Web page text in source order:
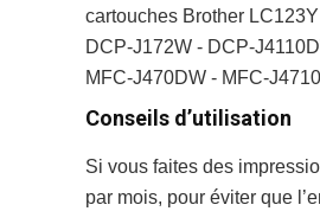
cartouches Brother
DCP-J172W - DCP-
MFC-J470DW - MFC-
Conseils d’utilisation
Si vous faites des
par mois, pour éviter que